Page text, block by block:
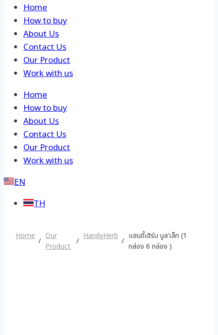
Home
How to buy
About Us
Contact Us
Our Product
Work with us
Home
How to buy
About Us
Contact Us
Our Product
Work with us
EN
TH
Home
Our
Product
HandyHerb
แฮนดี้เฮิร์บ บูล’เล็ท (1
กล่อง 6 กล่อง )